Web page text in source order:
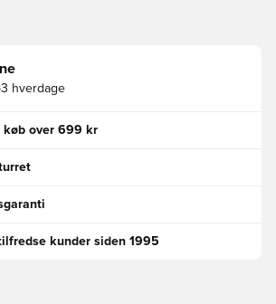
3 hverdage
køb over 699 kr
kunder siden 1995